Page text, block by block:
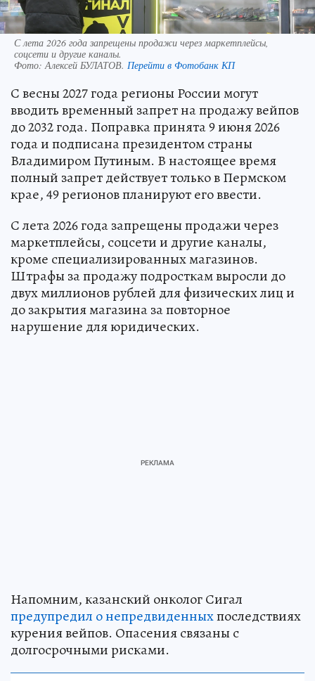
С лета 2026 года запрещены продажи через маркетплейсы,
соцсети и другие каналы.
Фото:Алексей БУЛАТОВ. Перейти в Фотобанк КП
С весны 2027 года регионы России могут
вводить временный запрет на продажу вейпов
до 2032 года. Поправка принята 9 июня 2026
года и подписана президентом страны
Владимиром Путиным. В настоящее время
полный запрет действует только в Пермском
крае, 49 регионов планируют его ввести.
С лета 2026 года запрещены продажи через
маркетплейсы, соцсети и другие каналы,
кроме специализированных магазинов.
Штрафы за продажу подросткам выросли до
двух миллионов рублей для физических лиц и
до закрытия магазина за повторное
нарушение для юридических.
Напомним, казанский онколог Сигал
предупредил о непредвиденныхпоследствиях
курения вейпов. Опасения связаны с
долгосрочными рисками.